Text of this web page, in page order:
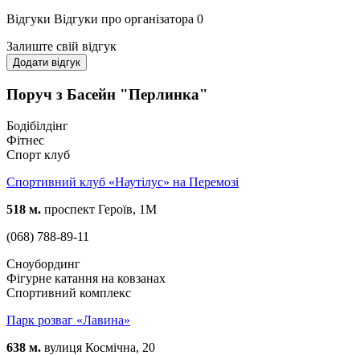
Відгуки Відгуки про організатора 0
Залиште свій відгук
Додати відгук
Поруч з Басейн "Пeрлинка"
Бодібілдінг
Фітнес
Спорт клуб
Спортивний клуб «Наутілус» на Перемозі
518 м. проспект Героїв, 1М
(068) 788-89-11
Сноубординг
Фігурне катання на ковзанах
Спортивний комплекс
Парк розваг «Лавина»
638 м. вулиця Космічна, 20